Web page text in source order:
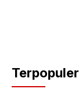
Terpopuler